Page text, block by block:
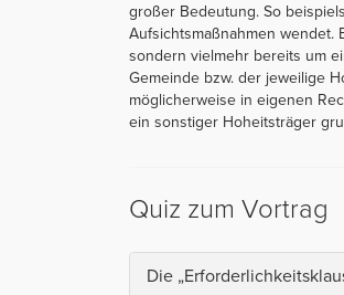
großer Bedeutung. So
Aufsichtsmaßnahmen wendet.
sondern vielmehr bereits um
Gemeinde bzw. der jeweilige
möglicherweise in eigenen
ein sonstiger Hoheitsträger
Quiz zum Vortrag
Die